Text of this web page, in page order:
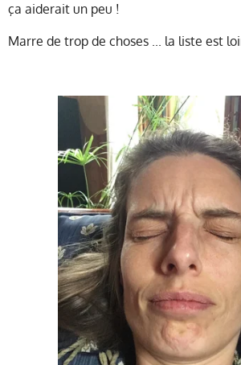
ça aiderait un peu !
Marre de trop de choses ... la liste est